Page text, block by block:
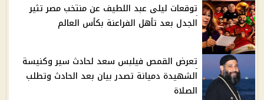
توقعات ليلى عبد اللطيف عن منتخب مصر تثير
الجدل بعد تأهل الفراعنة بكأس العالم
تعرض القمص فيلبس سعد لحادث سير وكنيسة
الشهيدة دميانة تصدر بيان بعد الحادث وتطلب
الصلاة